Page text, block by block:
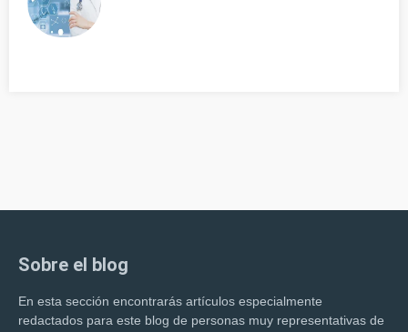
Sobre el blog
En esta sección encontrarás artículos especialmente
redactados para este blog de personas muy representativas de